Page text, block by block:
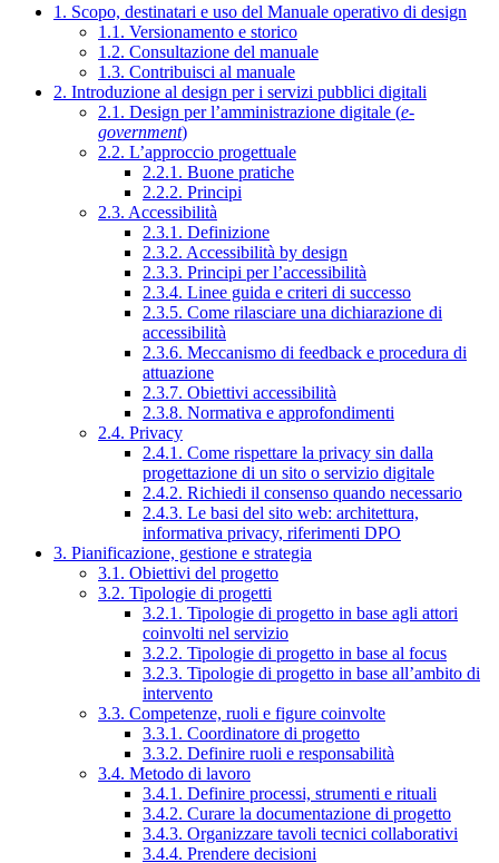
1. Scopo, destinatari e uso del Manuale operativo di design
1.1. Versionamento e storico
1.2. Consultazione del manuale
1.3. Contribuisci al manuale
2. Introduzione al design per i servizi pubblici digitali
2.1. Design per l’amministrazione digitale (e-
government)
2.2. L’approccio progettuale
2.2.1. Buone pratiche
2.2.2. Principi
2.3. Accessibilità
2.3.1. Definizione
2.3.2. Accessibilità by design
2.3.3. Principi per l’accessibilità
2.3.4. Linee guida e criteri di successo
2.3.5. Come rilasciare una dichiarazione di
accessibilità
2.3.6. Meccanismo di feedback e procedura di
attuazione
2.3.7. Obiettivi accessibilità
2.3.8. Normativa e approfondimenti
2.4. Privacy
2.4.1. Come rispettare la privacy sin dalla
progettazione di un sito o servizio digitale
2.4.2. Richiedi il consenso quando necessario
2.4.3. Le basi del sito web: architettura,
informativa privacy, riferimenti DPO
3. Pianificazione, gestione e strategia
3.1. Obiettivi del progetto
3.2. Tipologie di progetti
3.2.1. Tipologie di progetto in base agli attori
coinvolti nel servizio
3.2.2. Tipologie di progetto in base al focus
3.2.3. Tipologie di progetto in base all’ambito di
intervento
3.3. Competenze, ruoli e figure coinvolte
3.3.1. Coordinatore di progetto
3.3.2. Definire ruoli e responsabilità
3.4. Metodo di lavoro
3.4.1. Definire processi, strumenti e rituali
3.4.2. Curare la documentazione di progetto
3.4.3. Organizzare tavoli tecnici collaborativi
3.4.4. Prendere decisioni